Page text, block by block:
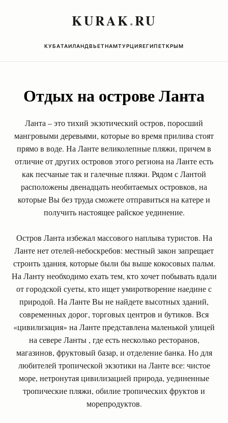
KURAK.RU
КУБАТАИЛАНДВЬЕТНАМТУРЦИЯЕГИПЕТКРЫМ
Отдых на острове Ланта
Ланта – это тихий экзотический остров, поросший
мангровыми деревьями, которые во время прилива стоят
прямо в воде. На Ланте великолепные пляжи, причем в
отличие от других островов этого региона на Ланте есть
как песчаные так и галечные пляжи. Рядом с Лантой
расположены двенадцать необитаемых островков, на
которые Вы без труда сможете отправиться на катере и
получить настоящее райское уединение.
Остров Ланта избежал массового наплыва туристов. На
Ланте нет отелей-небоскребов: местный закон запрещает
строить здания, которые были бы выше кокосовых пальм.
На Ланту необходимо ехать тем, кто хочет побывать вдали
от городской суеты, кто ищет умиротворение наедине с
природой. На Ланте Вы не найдете высотных зданий,
современных дорог, торговых центров и бутиков. Вся
«цивилизация» на Ланте представлена маленькой улицей
на севере Ланты , где есть несколько ресторанов,
магазинов, фруктовый базар, и отделение банка. Но для
любителей тропической экзотики на Ланте все: чистое
море, нетронутая цивилизацией природа, уединенные
тропические пляжи, обилие тропических фруктов и
морепродуктов.